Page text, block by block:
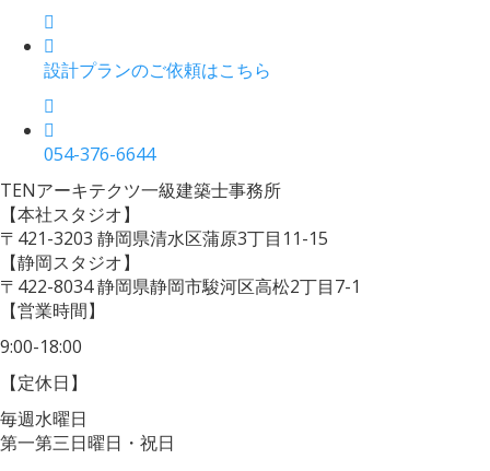
設計プランのご依頼はこちら
054-376-6644
TENアーキテクツ一級建築士事務所
【本社スタジオ】
〒421-3203 静岡県清水区蒲原3丁目11-15
【静岡スタジオ】
〒422-8034静岡県静岡市駿河区高松2丁目7-1
【営業時間】
9:00-18:00
【定休日】
毎週水曜日
第一第三日曜日・祝日